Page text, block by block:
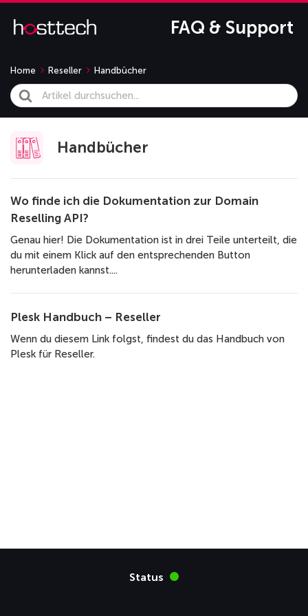
FAQ & Support
Home Reseller Handbücher
Search
For
Handbücher
Wo finde ich die Dokumentation zur Domain
Reselling API?
Genau hier! Die Dokumentation ist in drei Teile unterteilt, die
du mit einem Klick auf den entsprechenden Button
herunterladen kannst....
Plesk Handbuch – Reseller
Wenn du diesem Link folgst, findest du das Handbuch von
Plesk für Reseller.
Status